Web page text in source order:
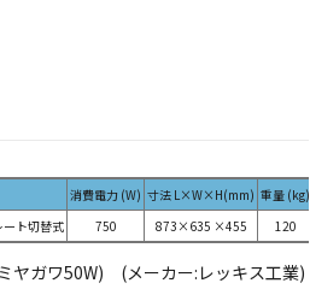
消費電力 (W) 寸法 L×W×H(mm) 重量 (kg)
ト切替式
750 873×635 ×455 120
ヤガワ50W) (メーカー:レッキス工業)